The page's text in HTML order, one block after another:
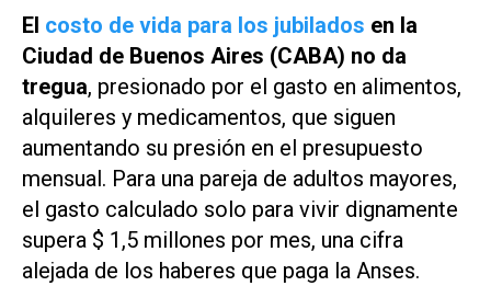
El costo de vida para los jubilados en la
Ciudad de Buenos Aires (CABA) no da
tregua, presionado por el gasto en alimentos,
alquileres y medicamentos, que siguen
aumentando su presión en el presupuesto
mensual. Para una pareja de adultos mayores,
el gasto calculado solo para vivir dignamente
supera $ 1,5 millones por mes, una cifra
alejada de los haberes que paga la Anses.